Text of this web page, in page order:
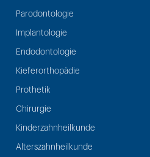
Parodontologie
Implantologie
Endodontologie
Kieferorthopädie
Prothetik
Chirurgie
Kinderzahnheilkunde
Alterszahnheilkunde